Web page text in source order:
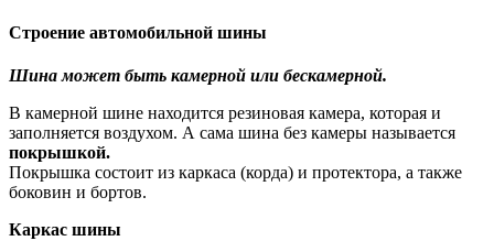
Строение автомобильной шины
Шина может быть камерной или бескамерной.
В камерной шине находится резиновая камера, которая и
заполняется воздухом. А сама шина без камеры называется
покрышкой.
Покрышка состоит из каркаса (корда) и протектора, а также
боковин и бортов.
Каркас шины